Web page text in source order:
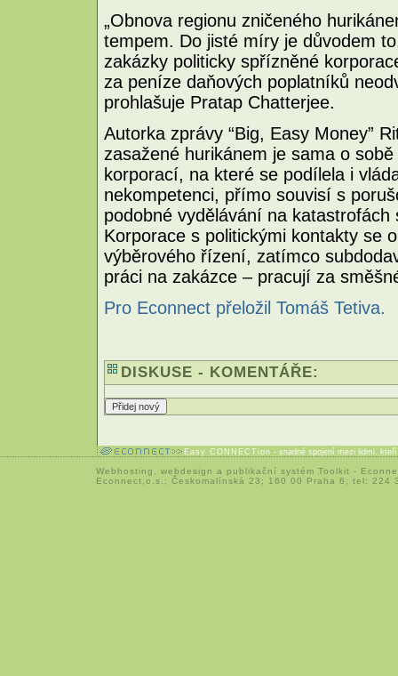
„Obnova regionu zničeného
tempem. Do jisté míry je důvodem
zakázky politicky spřízněné
za peníze daňových poplatníků
prohlašuje Pratap Chatterjee.
Autorka zprávy “Big, Easy Money”
zasažené hurikánem je sama o
korporací, na které se podílela i
nekompetenci, přímo souvisí s
podobné vydělávání na
Korporace s politickými kontakty se
výběrového řízení, zatímco
práci na zakázce – pracují za
Pro Econnect přeložil Tomáš Tetiva.
DISKUSE - KOMENTÁŘE:
Easy CONNECTion - snadné spojení mezi lidmi,
Webhosting webdesign a publikační systém Toolkit -
Econnect,o.s.; Českomalínská 23; 160 00 Praha 6; tel: 224